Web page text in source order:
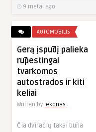
9 metai ago
AUTOMOBILIS
Gerą įspūdį palieka
rūpestingai
tvarkomos
autostrados ir kiti
keliai
Written by lekonas
Čia dviračių takai būna